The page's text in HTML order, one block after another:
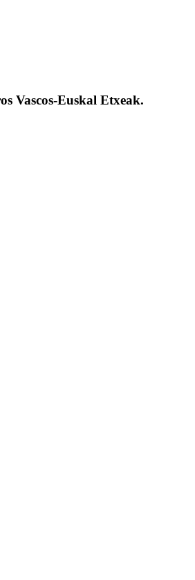
Vascos-Euskal Etxeak.